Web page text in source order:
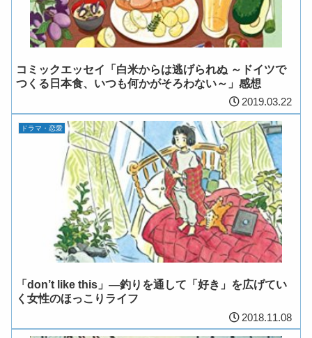
コミックエッセイ「白米からは逃げられぬ ～ドイツで
つくる日本食、いつも何かがそろわない～」感想
2019.03.22
ドラマ・恋愛
「don’t like this」―釣りを通して「好き」を広げてい
く女性のほっこりライフ
2018.11.08